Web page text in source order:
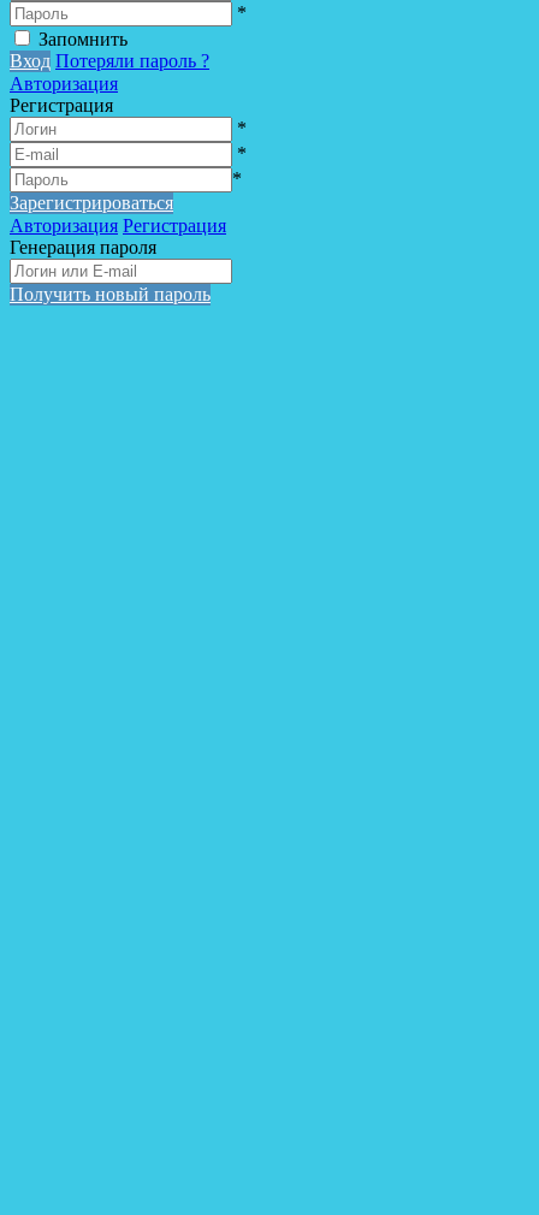
*
Запомнить
Вход Потеряли пароль ?
Авторизация
Регистрация
*
*
*
Зарегистрироваться
Авторизация Регистрация
Генерация пароля
Получить новый пароль